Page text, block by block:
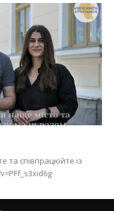
та співпрацюйте із